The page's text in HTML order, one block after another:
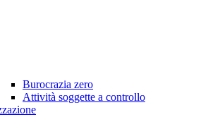
Burocrazia zero
Attività soggette a controllo